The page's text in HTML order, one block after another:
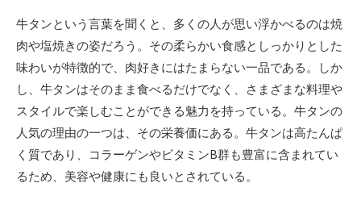
日
牛タンという言葉を聞くと、多くの人が思い浮かべるのは焼
肉や塩焼きの姿だろう。 その柔らかい食感としっかりとした
味わいが特徴的で、肉好きにはたまらない一品である。しか
し、牛タンはそのまま食べるだけでなく、さまざまな料理や
スタイルで楽しむことができる魅力を持っている。牛タンの
人気の理由の一つは、その栄養価にある。牛タンは高たんぱ
く質であり、コラーゲンやビタミンB群も豊富に含まれてい
るため、美容や健康にも良いとされている。